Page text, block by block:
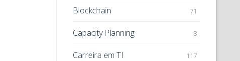
Blockchain 71
Capacity Planning 8
Carreira em TI 117